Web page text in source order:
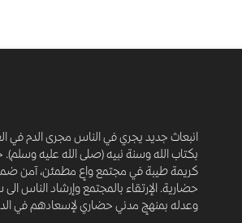
انبعاث جديد يجري في الناس مجرى الدم في
بكتاب الله وسنة نبيه (صلى الله عليه وسلم).
كريمة طيبة في مجتمع واعٍ مطمئن، آمن
حضارية. الإرتقاء بالمجتمع وإرشاد الناس
وعدله بمنهجٍ مدني حضاري لإسعادهم في